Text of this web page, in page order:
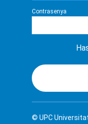
Contrasenya
© UPC